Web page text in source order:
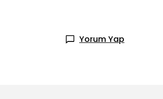
Yorum Yap